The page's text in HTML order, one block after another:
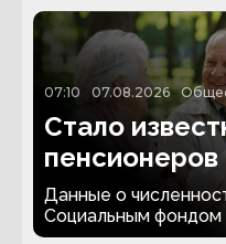
07:10 07.08.2026
Стало
Данные о
Социальным фондом